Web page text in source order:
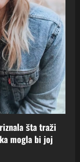
šta traži
mogla bi joj